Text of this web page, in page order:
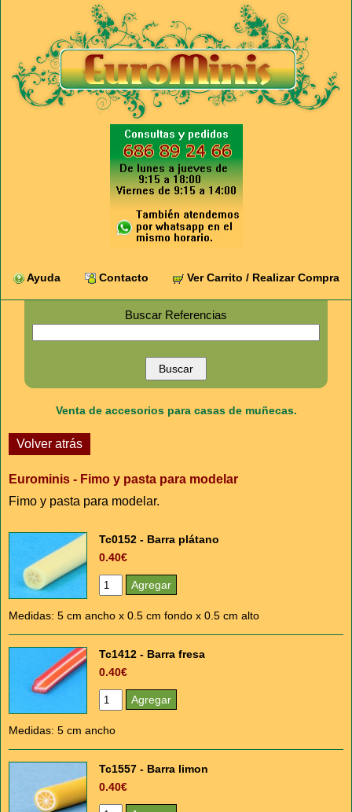
Ver Carrito / Realizar Compra
Contacto
Ayuda
Buscar Referencias
Venta de accesorios para casas de muñecas.
Volver atrás
Eurominis - Fimo y pasta para modelar
Fimo y pasta para modelar.
Tc0152 - Barra plátano
0.40€
Medidas: 5 cm ancho x 0.5 cm fondo x 0.5 cm alto
Tc1412 - Barra fresa
0.40€
Medidas: 5 cm ancho
Tc1557 - Barra limon
0.40€